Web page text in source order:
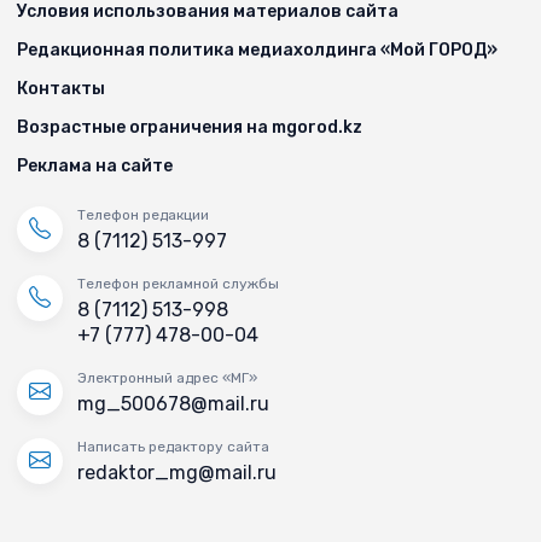
Условия использования материалов сайта
Редакционная политика медиахолдинга «Мой ГОРОД»
Контакты
Возрастные ограничения на mgorod.kz
Реклама на сайте
Телефон редакции
8 (7112) 513-997
Телефон рекламной службы
8 (7112) 513-998
+7 (777) 478-00-04
Электронный адрес «МГ»
mg_500678@mail.ru
Написать редактору сайта
redaktor_mg@mail.ru